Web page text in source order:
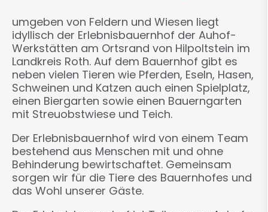
umgeben von Feldern und Wiesen liegt
idyllisch der Erlebnisbauernhof der Auhof-
Werkstätten am Ortsrand von Hilpoltstein im
Landkreis Roth. Auf dem Bauernhof gibt es
neben vielen Tieren wie Pferden, Eseln, Hasen,
Schweinen und Katzen auch einen Spielplatz,
einen Biergarten sowie einen Bauerngarten
mit Streuobstwiese und Teich.
Der Erlebnisbauernhof wird von einem Team
bestehend aus Menschen mit und ohne
Behinderung bewirtschaftet. Gemeinsam
sorgen wir für die Tiere des Bauernhofes und
das Wohl unserer Gäste.